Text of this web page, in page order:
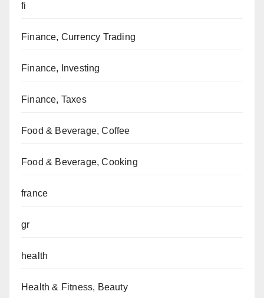
fi
Finance, Currency Trading
Finance, Investing
Finance, Taxes
Food & Beverage, Coffee
Food & Beverage, Cooking
france
gr
health
Health & Fitness, Beauty